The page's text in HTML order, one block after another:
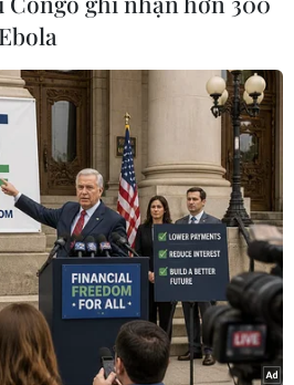
bà con nhân dân thả chim phóng
siêu cho các nạn nhân vụ chìm
Bang Nhiệm/TTXVN)